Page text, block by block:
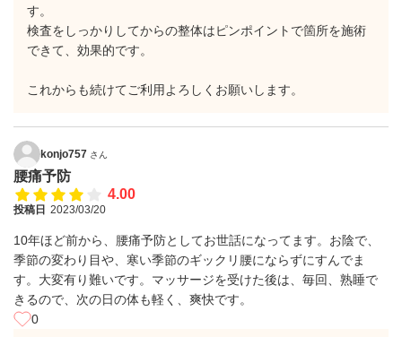
す。
検査をしっかりしてからの整体はピンポイントで箇所を施術
できて、効果的です。
これからも続けてご利用よろしくお願いします。
konjo757 さん
腰痛予防
4.00
投稿日 2023/03/20
10年ほど前から、腰痛予防としてお世話になってます。お陰で、
季節の変わり目や、寒い季節のギックリ腰にならずにすんでま
す。大変有り難いです。マッサージを受けた後は、毎回、熟睡で
きるので、次の日の体も軽く、爽快です。
0